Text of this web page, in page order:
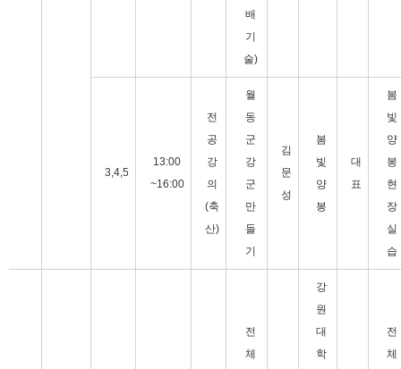
배
기
술)
3,4,5
13:00
~16:00
전
공
강
의
(축
산)
월
동
군
강
군
만
들
기
김
문
성
봄
빛
양
봉
대
표
봄
빛
양
봉
현
장
실
습
전
체
강
원
대
학
전
체